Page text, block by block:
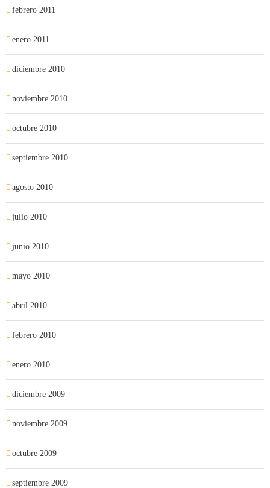
febrero 2011
enero 2011
diciembre 2010
noviembre 2010
octubre 2010
septiembre 2010
agosto 2010
julio 2010
junio 2010
mayo 2010
abril 2010
febrero 2010
enero 2010
diciembre 2009
noviembre 2009
octubre 2009
septiembre 2009